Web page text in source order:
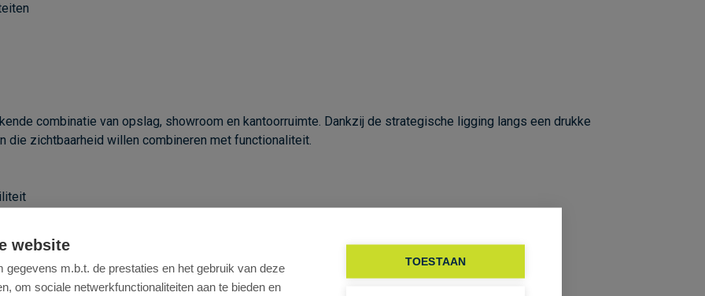
combinatie van opslag, showroom en kantoorruimte. Dankzij de strategische ligging langs een drukke
die zichtbaarheid willen combineren met functionaliteit.
parking
website
m.b.t. de prestaties en het gebruik van deze
om sociale netwerkfunctionaliteiten aan te bieden en
TOESTAAN